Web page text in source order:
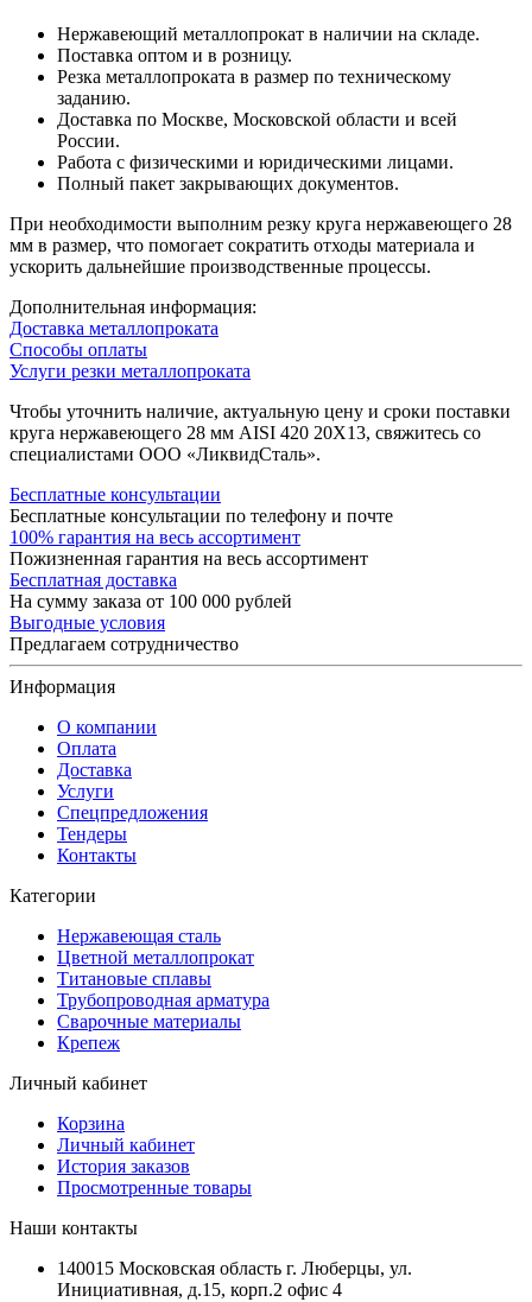
Нержавеющий металлопрокат в наличии на складе.
Поставка оптом и в розницу.
Резка металлопроката в размер по техническому
заданию.
Доставка по Москве, Московской области и всей
России.
Работа с физическими и юридическими лицами.
Полный пакет закрывающих документов.
При необходимости выполним резку круга нержавеющего 28
мм в размер, что помогает сократить отходы материала и
ускорить дальнейшие производственные процессы.
Дополнительная информация:
Доставка металлопроката
Способы оплаты
Услуги резки металлопроката
Чтобы уточнить наличие, актуальную цену и сроки поставки
круга нержавеющего 28 мм AISI 420 20Х13, свяжитесь со
специалистами ООО «ЛиквидСталь».
Бесплатные консультации
Бесплатные консультации по телефону и почте
100% гарантия на весь ассортимент
Пожизненная гарантия на весь ассортимент
Бесплатная доставка
На сумму заказа от 100 000 рублей
Выгодные условия
Предлагаем сотрудничество
Информация
О компании
Оплата
Доставка
Услуги
Спецпредложения
Тендеры
Контакты
Категории
Нержавеющая сталь
Цветной металлопрокат
Титановые сплавы
Трубопроводная арматура
Сварочные материалы
Крепеж
Личный кабинет
Корзина
Личный кабинет
История заказов
Просмотренные товары
Наши контакты
140015 Московская область г. Люберцы, ул.
Инициативная, д.15, корп.2 офис 4